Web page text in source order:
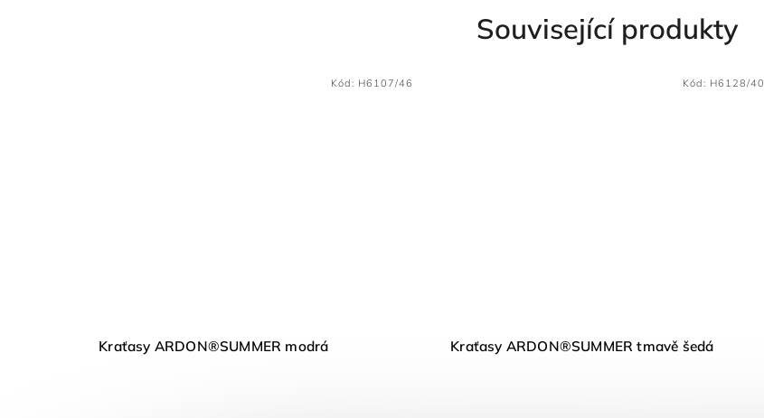
Související produkty
Kraťasy ARDON®SUMMER modrá
Kód: H6107/46
Kraťasy ARDON®SUMMER tmavě šedá
Kód: H6128/40